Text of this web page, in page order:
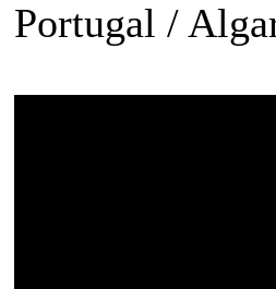
Portugal /